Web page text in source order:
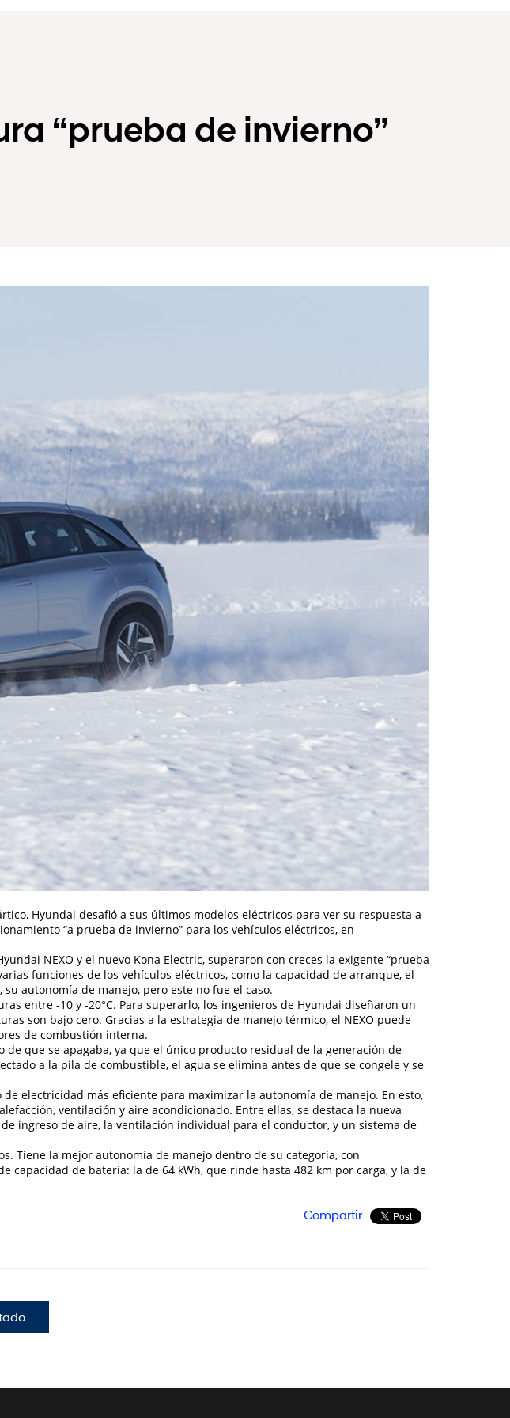
“prueba de invierno”
Hyundai desafió a sus últimos modelos eléctricos para ver su respuesta a
“a prueba de invierno” para los vehículos eléctricos, en
NEXO y el nuevo Kona Electric, superaron con creces la exigente “prueba
funciones de los vehículos eléctricos, como la capacidad de arranque, el
autonomía de manejo, pero este no fue el caso.
entre -10 y -20°C. Para superarlo, los ingenieros de Hyundai diseñaron un
son bajo cero. Gracias a la estrategia de manejo térmico, el NEXO puede
de combustión interna.
que se apagaba, ya que el único producto residual de la generación de
a la pila de combustible, el agua se elimina antes de que se congele y se
electricidad más eficiente para maximizar la autonomía de manejo. En esto,
ventilación y aire acondicionado. Entre ellas, se destaca la nueva
ingreso de aire, la ventilación individual para el conductor, y un sistema de
Tiene la mejor autonomía de manejo dentro de su categoría, con
capacidad de batería: la de 64 kWh, que rinde hasta 482 km por carga, y la de
Compartir